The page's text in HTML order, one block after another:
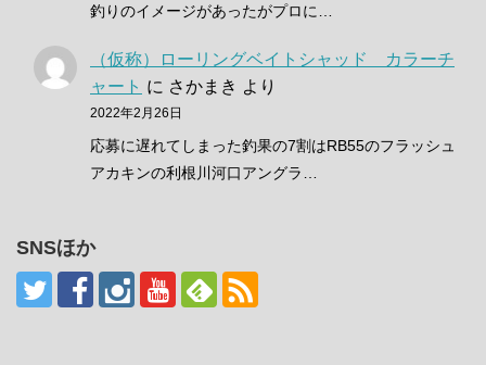
釣りのイメージがあったがプロに…
（仮称）ローリングベイトシャッド カラーチ
ャート に さかまき より
2022年2月26日
応募に遅れてしまった釣果の7割はRB55のフラッシュ
アカキンの利根川河口アングラ…
SNSほか